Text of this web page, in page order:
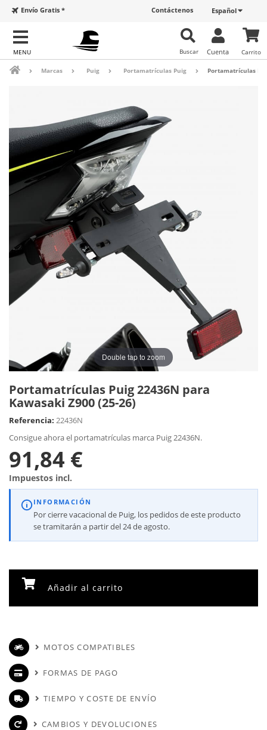
Español
Contáctenos
Envío Gratis *
Carrito
Cuenta
Buscar
Marcas Puig Portamatrículas Puig Portamatrículas
Double tap to zoom
Portamatrículas Puig 22436N para
Kawasaki Z900 (25-26)
Referencia: 22436N
Consigue ahora el portamatrículas marca Puig 22436N.
91,84 €
Impuestos incl.
INFORMACIÓN
Por cierre vacacional de Puig, los pedidos de este producto
se tramitarán a partir del 24 de agosto.
Añadir al carrito
MOTOS COMPATIBLES
FORMAS DE PAGO
TIEMPO Y COSTE DE ENVÍO
CAMBIOS Y DEVOLUCIONES